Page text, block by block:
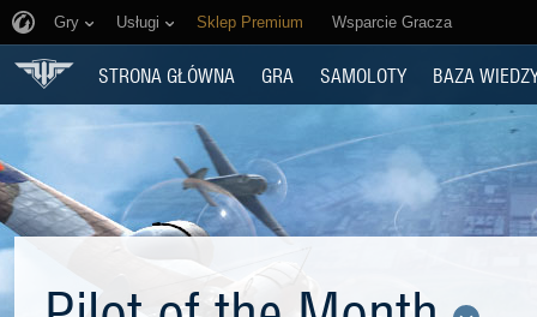
Gry Usługi Sklep Premium Wsparcie Gracza
STRONA GŁÓWNA GRA SAMOLOTY BAZA